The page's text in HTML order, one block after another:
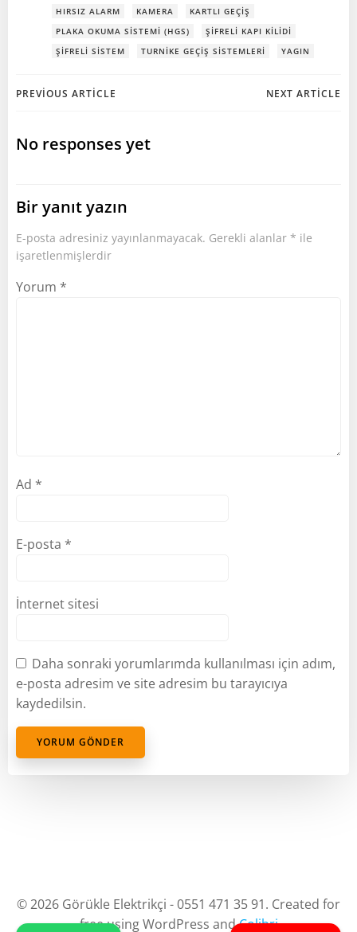
HIRSIZ ALARM
KAMERA
KARTLI GEÇIŞ
PLAKA OKUMA SISTEMI (HGS)
ŞIFRELI KAPI KILIDI
ŞIFRELI SISTEM
TURNIKE GEÇIŞ SISTEMLERI YAGIN
Post
navigation
PREVIOUS ARTICLE NEXT ARTICLE
No responses yet
Bir yanıt yazın
E-posta adresiniz yayınlanmayacak. Gerekli alanlar * ile
işaretlenmişlerdir
Yorum *
Ad *
E-posta *
İnternet sitesi
Daha sonraki yorumlarımda kullanılması için adım,
e-posta adresim ve site adresim bu tarayıcıya
kaydedilsin.
© 2026 Görükle Elektrikçi - 0551 471 35 91. Created for
free using WordPress andColibri